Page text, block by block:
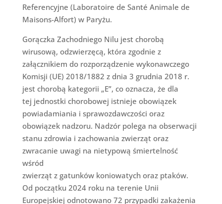
Referencyjne (Laboratoire de Santé Animale de
Maisons-Alfort) w Paryżu.
Gorączka Zachodniego Nilu jest chorobą
wirusową, odzwierzęcą, która zgodnie z
załącznikiem do rozporządzenie wykonawczego
Komisji (UE) 2018/1882 z dnia 3 grudnia 2018 r.
jest chorobą kategorii „E”, co oznacza, że dla
tej jednostki chorobowej istnieje obowiązek
powiadamiania i sprawozdawczości oraz
obowiązek nadzoru. Nadzór polega na obserwacji
stanu zdrowia i zachowania zwierząt oraz
zwracanie uwagi na nietypową śmiertelność
wśród
zwierząt z gatunków koniowatych oraz ptaków.
Od początku 2024 roku na terenie Unii
Europejskiej odnotowano 72 przypadki zakażenia